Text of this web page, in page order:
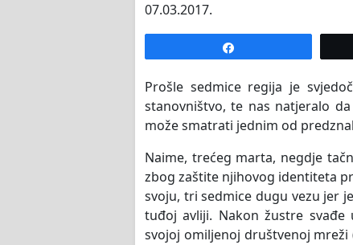
07.03.2017.
Prošle sedmice regija je
stanovništvo, te nas natjeralo
može smatrati jednim od
Naime, trećeg marta, negdje
zbog zaštite njihovog identiteta
svoju, tri sedmice dugu vezu jer
tuđoj avliji. Nakon žustre
svojoj omiljenoj društvenoj mreži